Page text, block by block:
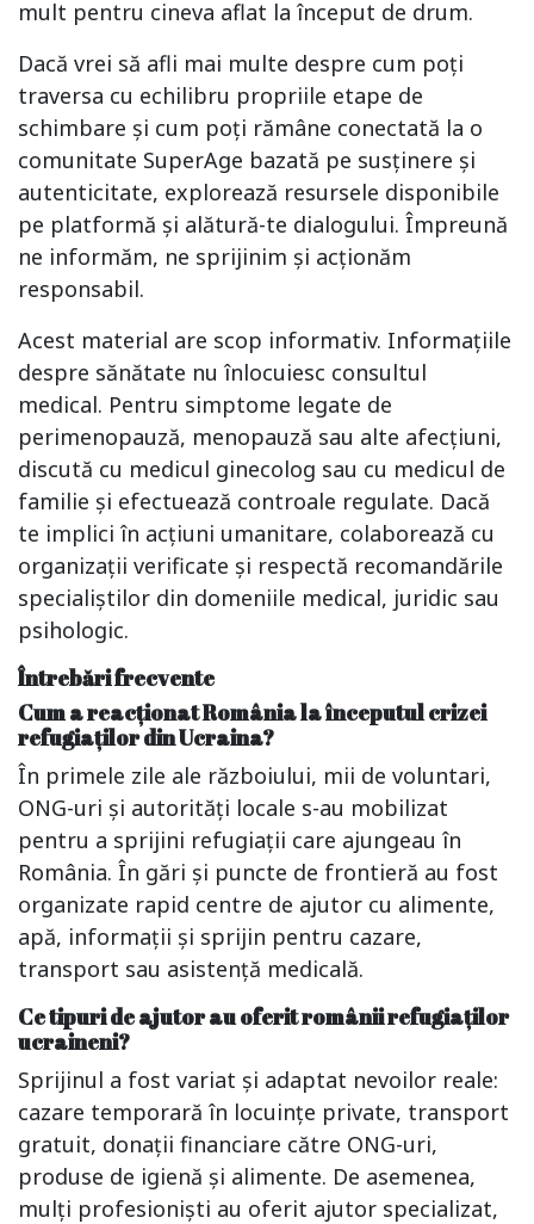
mult pentru cineva aflat la început de drum.
Dacă vrei să afli mai multe despre cum poți
traversa cu echilibru propriile etape de
schimbare și cum poți rămâne conectată la o
comunitate SuperAge bazată pe susținere și
autenticitate, explorează resursele disponibile
pe platformă și alătură-te dialogului. Împreună
ne informăm, ne sprijinim și acționăm
responsabil.
Acest material are scop informativ. Informațiile
despre sănătate nu înlocuiesc consultul
medical. Pentru simptome legate de
perimenopauză, menopauză sau alte afecțiuni,
discută cu medicul ginecolog sau cu medicul de
familie și efectuează controale regulate. Dacă
te implici în acțiuni umanitare, colaborează cu
organizații verificate și respectă recomandările
specialiștilor din domeniile medical, juridic sau
psihologic.
Întrebări frecvente
Cum a reacționat România la începutul crizei
refugiaților din Ucraina?
În primele zile ale războiului, mii de voluntari,
ONG-uri și autorități locale s-au mobilizat
pentru a sprijini refugiații care ajungeau în
România. În gări și puncte de frontieră au fost
organizate rapid centre de ajutor cu alimente,
apă, informații și sprijin pentru cazare,
transport sau asistență medicală.
Ce tipuri de ajutor au oferit românii refugiaților
ucraineni?
Sprijinul a fost variat și adaptat nevoilor reale:
cazare temporară în locuințe private, transport
gratuit, donații financiare către ONG-uri,
produse de igienă și alimente. De asemenea,
mulți profesioniști au oferit ajutor specializat,